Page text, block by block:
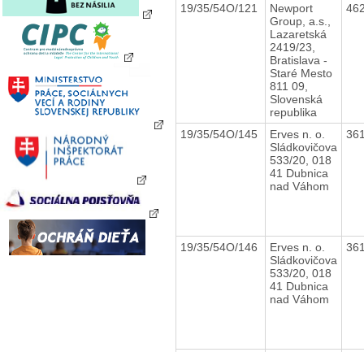
19/35/54O/121
Newport
Group, a.s.,
Lazaretská
2419/23,
Bratislava -
Staré Mesto
811 09,
Slovenská
republika
19/35/54O/145
Erves n. o.
Sládkovičova
533/20, 018
41 Dubnica
nad Váhom
19/35/54O/146
Erves n. o.
Sládkovičova
533/20, 018
41 Dubnica
nad Váhom